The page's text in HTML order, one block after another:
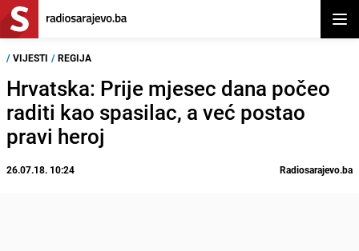
/ VIJESTI / REGIJA
Hrvatska: Prije mjesec dana počeo
raditi kao spasilac, a već postao
pravi heroj
26.07.18. 10:24 Radiosarajevo.ba